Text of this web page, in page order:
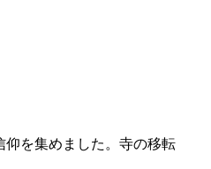
を集めました。寺の移転